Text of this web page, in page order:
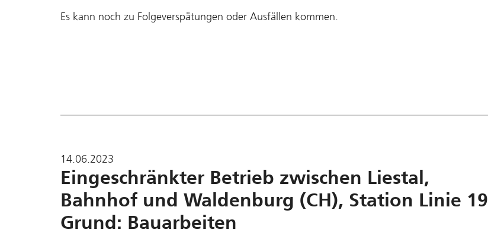
Es kann noch zu Folgeverspätungen oder Ausfällen kommen.
14.06.2023
Eingeschränkter Betrieb zwischen Liestal,
Bahnhof und Waldenburg (CH), Station Linie 19
Grund: Bauarbeiten